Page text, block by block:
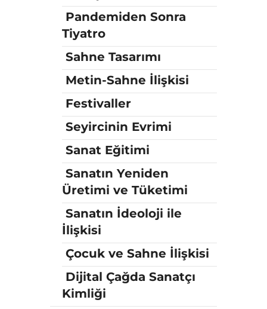
Pandemiden Sonra
Tiyatro
Sahne Tasarımı
Metin-Sahne İlişkisi
Festivaller
Seyircinin Evrimi
Sanat Eğitimi
Sanatın Yeniden
Üretimi ve Tüketimi
Sanatın İdeoloji ile
İlişkisi
Çocuk ve Sahne İlişkisi
Dijital Çağda Sanatçı
Kimliği